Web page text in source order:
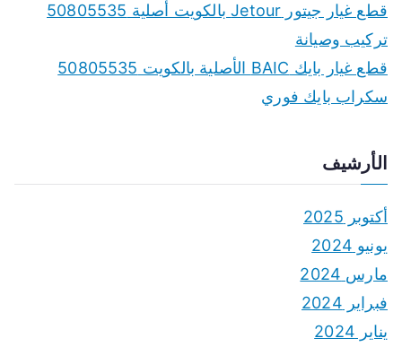
قطع غيار جيتور Jetour بالكويت أصلية 50805535
تركيب وصيانة
قطع غيار بايك BAIC الأصلية بالكويت 50805535
سكراب بايك فوري
الأرشيف
أكتوبر 2025
يونيو 2024
مارس 2024
فبراير 2024
يناير 2024